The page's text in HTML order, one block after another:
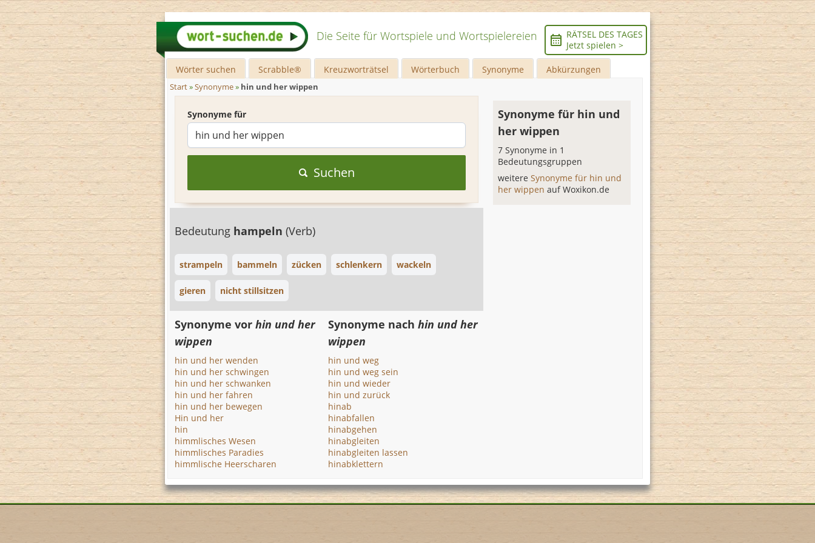
Die Seite für Wortspiele und Wortspielereien
RÄTSEL DES TAGES
Jetzt spielen >
Wörter suchen Scrabble® Kreuzworträtsel Wörterbuch Synonyme Abkürzungen
Start»Synonyme» hin und her wippen
Synonyme für
Suchen
Bedeutung hampeln (Verb)
strampeln bammeln zücken schlenkern wackeln
gieren nicht stillsitzen
Synonyme für hin und
her wippen
7 Synonyme in 1
Bedeutungsgruppen
weitereSynonyme für hin und
her wippenauf Woxikon.de
Synonyme vor hin und her
wippen
hin und her wenden
hin und her schwingen
hin und her schwanken
hin und her fahren
hin und her bewegen
Hin und her
hin
himmlisches Wesen
himmlisches Paradies
himmlische Heerscharen
Synonyme nachhin und her
wippen
hin und weg
hin und weg sein
hin und wieder
hin und zurück
hinab
hinabfallen
hinabgehen
hinabgleiten
hinabgleiten lassen
hinabklettern